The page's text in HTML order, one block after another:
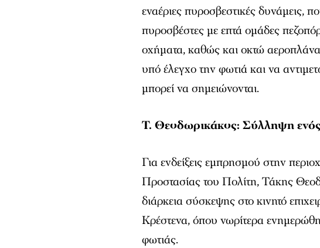
εναέριες πυροσβεστικές δυνάμεις,
πυροσβέστες με επτά ομάδες
οχήματα, καθώς και οκτώ
υπό έλεγχο την φωτιά και να
μπορεί να σημειώνονται.
Τ. Θεοδωρικάκος: Σύλληψη
Για ενδείξεις εμπρησμού στην
Προστασίας του Πολίτη, Τάκης
διάρκεια σύσκεψης στο κινητό
Κρέστενα, όπου νωρίτερα
φωτιάς.